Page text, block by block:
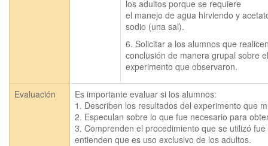
los adultos porque se requiere
el manejo de agua hirviendo y
sodio (una sal).
6. Solicitar a los alumnos que
conclusión de manera grupal sobre el
experimento que observaron.
Evaluación
Es importante evaluar si los alumnos:
1. Describen los resultados del experimento que
2. Especulan sobre lo que fue necesario para
3. Comprenden el procedimiento que se utilizó
entienden que es uso exclusivo de los adultos.